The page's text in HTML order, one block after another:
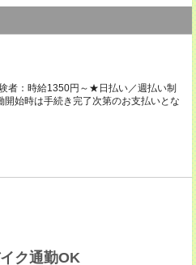
：時給1350円～★日払い／週払い制
始時は手続き完了次第のお支払いとな
ク通勤OK